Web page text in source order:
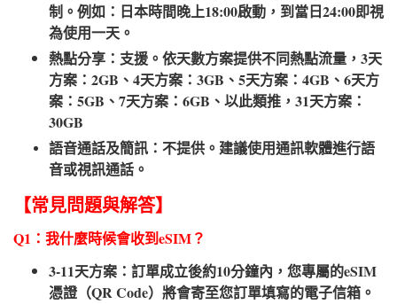
制。例如：日本時間晚上18:00啟動，到當日24:00即視
為使用一天。
熱點分享：支援。依天數方案提供不同熱點流量，3天
方案：2GB、4天方案：3GB、5天方案：4GB、6天方
案：5GB、7天方案：6GB、以此類推，31天方案：
30GB
語音通話及簡訊：不提供。建議使用通訊軟體進行語
音或視訊通話。
【常見問題與解答】
Q1：我什麼時候會收到eSIM？
3-11天方案：訂單成立後約10分鐘內，您專屬的eSIM
憑證（QR Code）將會寄至您訂單填寫的電子信箱。